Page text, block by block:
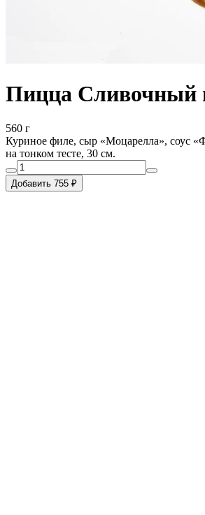
Пицца Сливочный
560 г
Куриное филе, сыр «Моцарелла», соус
на тонком тесте, 30 см.
Добавить 755 ₽